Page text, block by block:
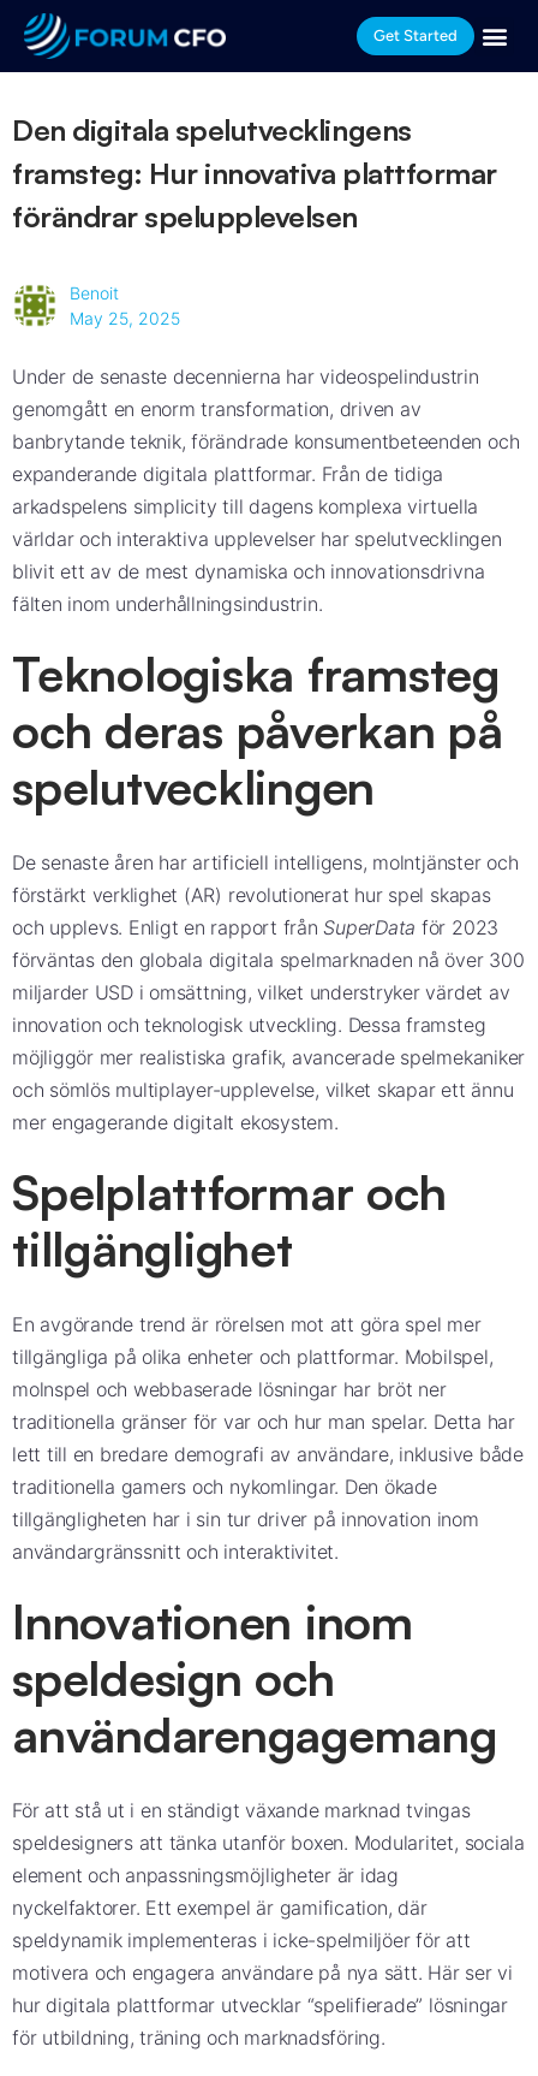
Get Started
Den digitala spelutvecklingens
framsteg: Hur innovativa plattformar
förändrar spelupplevelsen
Benoit
May 25, 2025
Under de senaste decennierna har videospelindustrin
genomgått en enorm transformation, driven av
banbrytande teknik, förändrade konsumentbeteenden och
expanderande digitala plattformar. Från de tidiga
arkadspelens simplicity till dagens komplexa virtuella
världar och interaktiva upplevelser har spelutvecklingen
blivit ett av de mest dynamiska och innovationsdrivna
fälten inom underhållningsindustrin.
Teknologiska framsteg
och deras påverkan på
spelutvecklingen
De senaste åren har artificiell intelligens, molntjänster och
förstärkt verklighet (AR) revolutionerat hur spel skapas
och upplevs. Enligt en rapport frånSuperData för 2023
förväntas den globala digitala spelmarknaden nå över 300
miljarder USDi omsättning, vilket understryker värdet av
innovation och teknologisk utveckling. Dessa framsteg
möjliggör mer realistiska grafik, avancerade spelmekaniker
och sömlös multiplayer-upplevelse, vilket skapar ett ännu
mer engagerande digitalt ekosystem.
Spelplattformar och
tillgänglighet
En avgörande trend är rörelsen mot att göra spel mer
tillgängliga på olika enheter och plattformar. Mobilspel,
molnspel och webbaserade lösningar har bröt ner
traditionella gränser för var och hur man spelar. Detta har
lett till en bredare demografi av användare, inklusive både
traditionella gamers och nykomlingar. Den ökade
tillgängligheten har i sin tur driver på innovation inom
användargränssnitt och interaktivitet.
Innovationen inom
speldesign och
användarengagemang
För att stå ut i en ständigt växande marknad tvingas
speldesigners att tänka utanför boxen. Modularitet, sociala
element och anpassningsmöjligheter är idag
nyckelfaktorer. Ett exempel är gamification, där
speldynamik implementeras i icke-spelmiljöer för att
motivera och engagera användare på nya sätt. Här ser vi
hur digitala plattformar utvecklar “spelifierade” lösningar
för utbildning, träning och marknadsföring.